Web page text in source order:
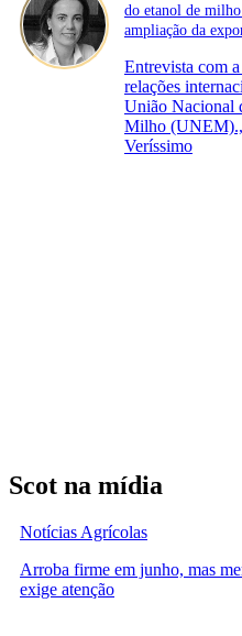
do etanol de
ampliação da
Entrevista com
relações
União Nacional
Milho
Veríssimo
Scot na mídia
Notícias Agrícolas
Arroba firme em junho, mas
exige atenção